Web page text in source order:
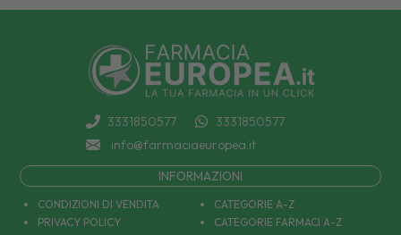
3331850577
3331850577
info@farmaciaeuropea.it
INFORMAZIONI
CONDIZIONI DI VENDITA
PRIVACY POLICY
CATEGORIE A-Z
CATEGORIE FARMACI A-Z